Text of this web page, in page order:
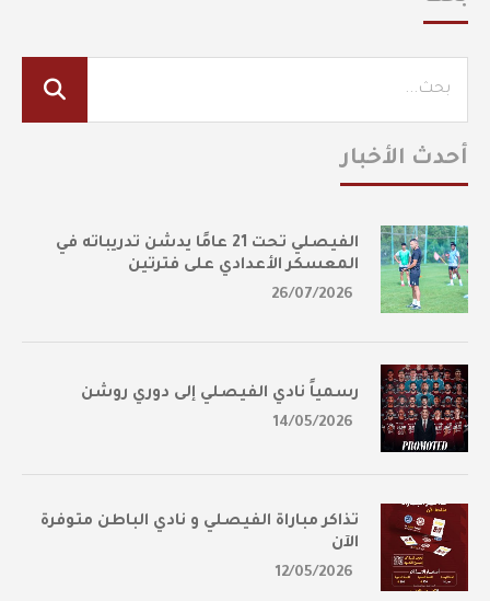
أحدث الأخبار
الفيصلي تحت 21 عامًا يدشن تدريباته في
المعسكر الأعدادي على فترتين
26/07/2026
رسمياً نادي الفيصلي إلى دوري روشن
14/05/2026
تذاكر مباراة الفيصلي و نادي الباطن متوفرة
الآن
12/05/2026